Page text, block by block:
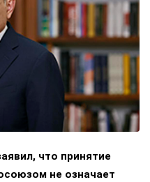
что принятие
не означает